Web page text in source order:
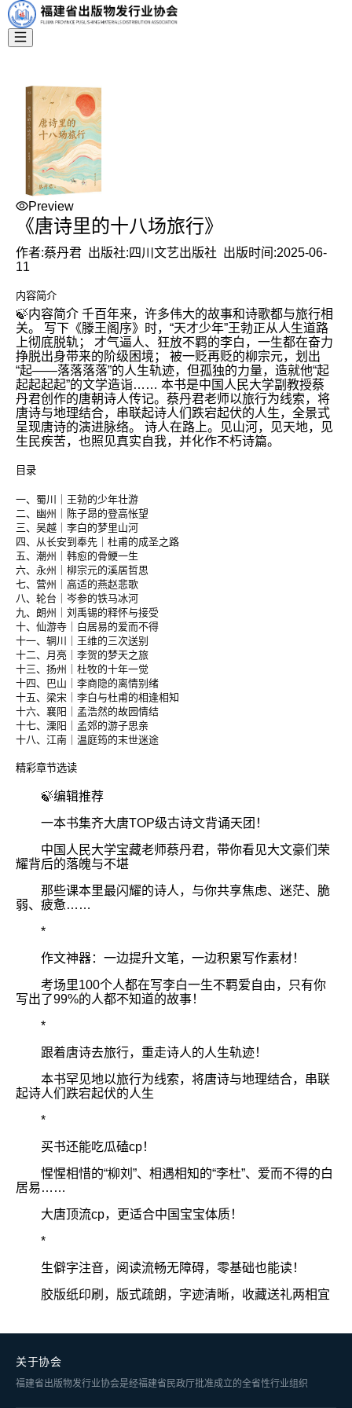
Preview
《唐诗里的十八场旅行》
作者:蔡丹君 出版社:四川文艺出版社 出版时间:2025-06-
11
内容简介
🍃内容简介 千百年来，许多伟大的故事和诗歌都与旅行相
关。 写下《滕王阁序》时，“天才少年”王勃正从人生道路
上彻底脱轨； 才气逼人、狂放不羁的李白，一生都在奋力
挣脱出身带来的阶级困境； 被一贬再贬的柳宗元，划出
“起——落落落落”的人生轨迹，但孤独的力量，造就他“起
起起起起”的文学造诣…… 本书是中国人民大学副教授蔡
丹君创作的唐朝诗人传记。蔡丹君老师以旅行为线索，将
唐诗与地理结合，串联起诗人们跌宕起伏的人生，全景式
呈现唐诗的演进脉络。 诗人在路上。见山河，见天地，见
生民疾苦，也照见真实自我，并化作不朽诗篇。
目录
一、蜀川｜王勃的少年壮游
二、幽州｜陈子昂的登高怅望
三、吴越｜李白的梦里山河
四、从长安到奉先｜杜甫的成圣之路
五、潮州｜韩愈的骨鲠一生
六、永州｜柳宗元的溪居哲思
七、营州｜高适的燕赵悲歌
八、轮台｜岑参的铁马冰河
九、朗州｜刘禹锡的释怀与接受
十、仙游寺｜白居易的爱而不得
十一、辋川｜王维的三次送别
十二、月亮｜李贺的梦天之旅
十三、扬州｜杜牧的十年一觉
十四、巴山｜李商隐的离情别绪
十五、梁宋｜李白与杜甫的相逢相知
十六、襄阳｜孟浩然的故园情结
十七、溧阳｜孟郊的游子思亲
十八、江南｜温庭筠的末世迷途
精彩章节选读
🍃编辑推荐
一本书集齐大唐TOP级古诗文背诵天团！
中国人民大学宝藏老师蔡丹君，带你看见大文豪们荣
耀背后的落魄与不堪
那些课本里最闪耀的诗人，与你共享焦虑、迷茫、脆
弱、疲惫……
*
作文神器：一边提升文笔，一边积累写作素材！
考场里100个人都在写李白一生不羁爱自由，只有你
写出了99%的人都不知道的故事！
*
跟着唐诗去旅行，重走诗人的人生轨迹！
本书罕见地以旅行为线索，将唐诗与地理结合，串联
起诗人们跌宕起伏的人生
*
买书还能吃瓜磕cp！
惺惺相惜的“柳刘”、相遇相知的“李杜”、爱而不得的白
居易……
大唐顶流cp，更适合中国宝宝体质！
*
生僻字注音，阅读流畅无障碍，零基础也能读！
胶版纸印刷，版式疏朗，字迹清晰，收藏送礼两相宜
关于协会
福建省出版物发行业协会是经福建省民政厅批准成立的全省性行业组织